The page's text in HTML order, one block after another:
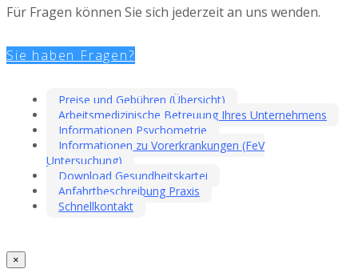
Für Fragen können Sie sich jederzeit an uns wenden.
Sie haben Fragen?
Preise und Gebühren (Übersicht)
Arbeitsmedizinische Betreuung Ihres Unternehmens
Informationen Psychometrie
Informationen zu Vorerkrankungen (FeV
Untersuchung)
Download Gesundheitskartei
Anfahrtbeschreibung Praxis
Schnellkontakt
×